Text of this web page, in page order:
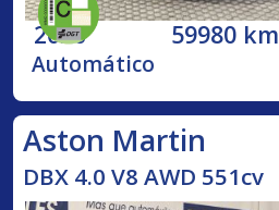
2020 59980 km
Automático
Aston Martin
DBX 4.0 V8 AWD 551cv